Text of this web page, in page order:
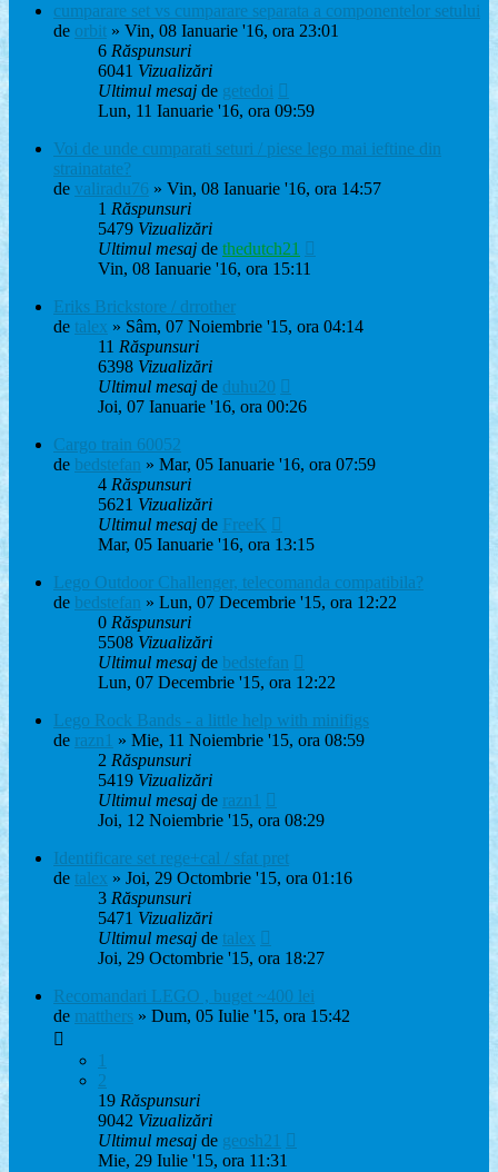
cumparare set vs cumparare separata a componentelor setului
de orbit » Vin, 08 Ianuarie '16, ora 23:01
6 Răspunsuri
6041 Vizualizări
Ultimul mesaj de getedoi
Lun, 11 Ianuarie '16, ora 09:59
Voi de unde cumparati seturi / piese lego mai ieftine din
strainatate?
de valiradu76 » Vin, 08 Ianuarie '16, ora 14:57
1 Răspunsuri
5479 Vizualizări
Ultimul mesaj de thedutch21
Vin, 08 Ianuarie '16, ora 15:11
Eriks Brickstore / drrother
de talex » Sâm, 07 Noiembrie '15, ora 04:14
11 Răspunsuri
6398 Vizualizări
Ultimul mesaj de duhu20
Joi, 07 Ianuarie '16, ora 00:26
Cargo train 60052
de bedstefan » Mar, 05 Ianuarie '16, ora 07:59
4 Răspunsuri
5621 Vizualizări
Ultimul mesaj de FreeK
Mar, 05 Ianuarie '16, ora 13:15
Lego Outdoor Challenger, telecomanda compatibila?
de bedstefan » Lun, 07 Decembrie '15, ora 12:22
0 Răspunsuri
5508 Vizualizări
Ultimul mesaj de bedstefan
Lun, 07 Decembrie '15, ora 12:22
Lego Rock Bands - a little help with minifigs
de razn1 » Mie, 11 Noiembrie '15, ora 08:59
2 Răspunsuri
5419 Vizualizări
Ultimul mesaj de razn1
Joi, 12 Noiembrie '15, ora 08:29
Identificare set rege+cal / sfat pret
de talex » Joi, 29 Octombrie '15, ora 01:16
3 Răspunsuri
5471 Vizualizări
Ultimul mesaj de talex
Joi, 29 Octombrie '15, ora 18:27
Recomandari LEGO , buget ~400 lei
de matthers » Dum, 05 Iulie '15, ora 15:42
1
2
19 Răspunsuri
9042 Vizualizări
Ultimul mesaj de geosh21
Mie, 29 Iulie '15, ora 11:31